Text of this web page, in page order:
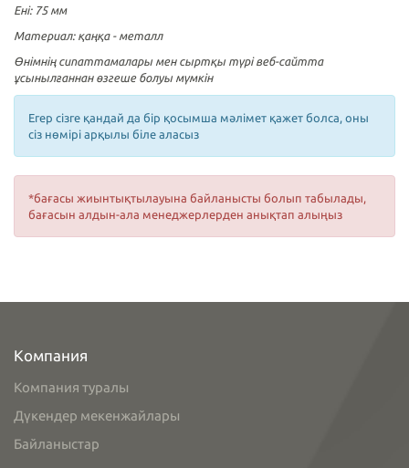
Ені: 75 мм
Материал: қаңқа - металл
Өнімнің сипаттамалары мен сыртқы түрі веб-сайтта
ұсынылғаннан өзгеше болуы мүмкін
Егер сізге қандай да бір қосымша мәлімет қажет болса, оны
сіз нөмірі арқылы біле аласыз
*бағасы жиынтықтылауына байланысты болып табылады,
бағасын алдын-ала менеджерлерден анықтап алыңыз
Компания
Компания туралы
Дүкендер мекенжайлары
Байланыстар